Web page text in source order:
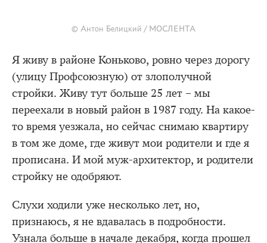
© Антон Белицкий / МОСЛЕНТА
Я живу в районе Коньково, ровно через дорогу
(улицу Профсоюзную) от злополучной
стройки. Живу тут больше 25 лет – мы
переехали в новый район в 1987 году. На какое-
то время уезжала, но сейчас снимаю квартиру
в том же доме, где живут мои родители и где я
прописана. И мой муж-архитектор, и родители
стройку не одобряют.
Слухи ходили уже несколько лет, но,
признаюсь, я не вдавалась в подробности.
Узнала больше в начале декабря, когда прошел